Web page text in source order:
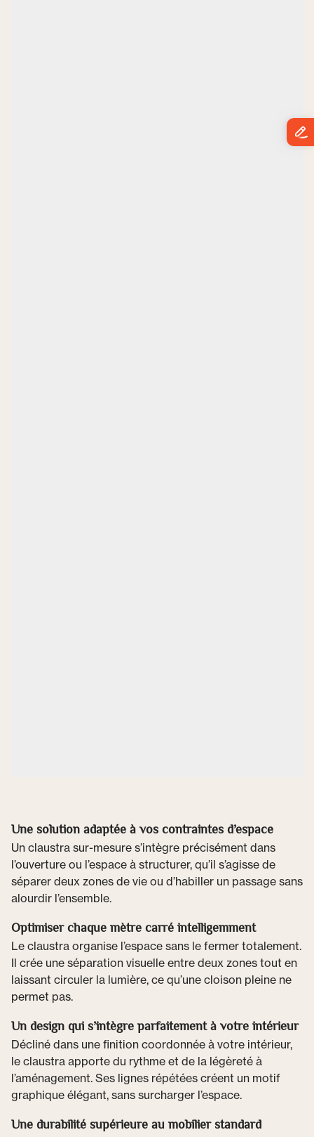
Une solution adaptée à vos contraintes d’espace
Un claustra sur-mesure s’intègre précisément dans
l’ouverture ou l’espace à structurer, qu’il s’agisse de
séparer deux zones de vie ou d’habiller un passage sans
alourdir l’ensemble.
Optimiser chaque mètre carré intelligemment
Le claustra organise l’espace sans le fermer totalement.
Il crée une séparation visuelle entre deux zones tout en
laissant circuler la lumière, ce qu’une cloison pleine ne
permet pas.
Un design qui s’intègre parfaitement à votre intérieur
Décliné dans une finition coordonnée à votre intérieur,
le claustra apporte du rythme et de la légèreté à
l’aménagement. Ses lignes répétées créent un motif
graphique élégant, sans surcharger l’espace.
Une durabilité supérieure au mobilier standard